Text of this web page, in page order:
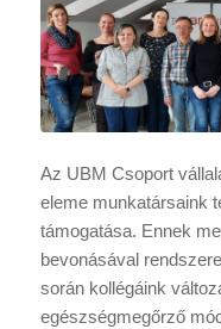
Az UBM Csoport
eleme munkatársaink
támogatása. Ennek
bevonásával
során kollégáink
egészségmegőrző